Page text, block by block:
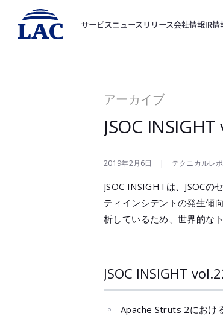
サービスニュースリリース会社情報IR情
アーカイブ
JSOC
2019年2月6日 | テクニカルレポ
JSOC INSIGHTは、JSOC
ティインシデントの発生傾
析しているため、世界的な
JSOC INSIGHT
Apache Struts 2におけ